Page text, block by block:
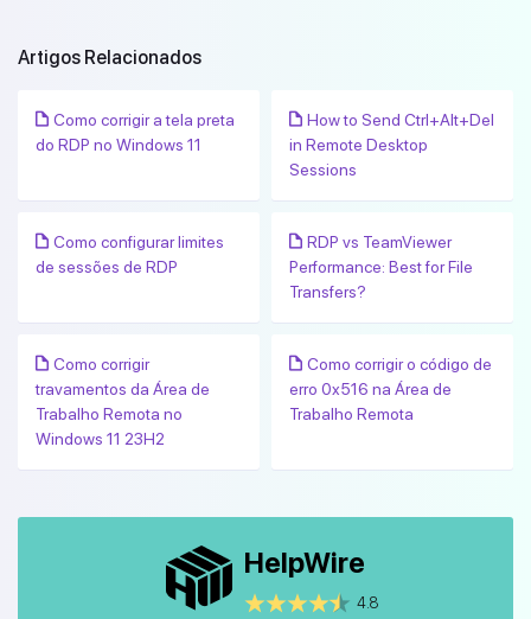
Artigos Relacionados
Como corrigir a tela preta
do RDP no Windows 11
How to Send Ctrl+Alt+Del
in Remote Desktop
Sessions
Como configurar limites
de sessões de RDP
RDP vs TeamViewer
Performance: Best for File
Transfers?
Como corrigir
travamentos da Área de
Trabalho Remota no
Windows 11 23H2
Como corrigir o código de
erro 0x516 na Área de
Trabalho Remota
HelpWire
4.8